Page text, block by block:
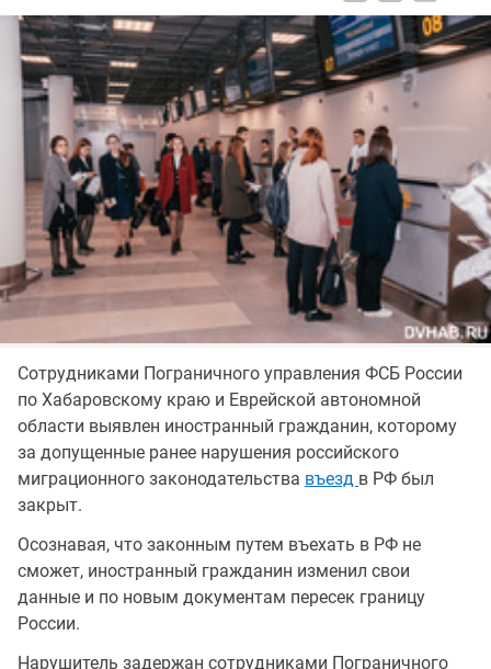
Сотрудниками Пограничного управления ФСБ России
по Хабаровскому краю и Еврейской автономной
области выявлен иностранный гражданин, которому
за допущенные ранее нарушения российского
миграционного законодательства въезд в РФ был
закрыт.
Осознавая, что законным путем въехать в РФ не
сможет, иностранный гражданин изменил свои
данные и по новым документам пересек границу
России.
Нарушитель задержан сотрудниками Пограничного